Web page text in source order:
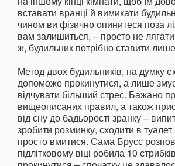
вставати вранці й вимикати
чином ви фізично опинитеся поза
вам залишиться, – просто не
ж, будильник потрібно ставити
Метод двох будильників, на думку
допоможе прокинутися, а лише
відчувати більший стрес. Бажано
вищеописаних правил, а також
від сну до бадьорості зранку –
зробити розминку, сходити в туалет
просто вмитися. Сама Брусс
підлітковому віці робила 10